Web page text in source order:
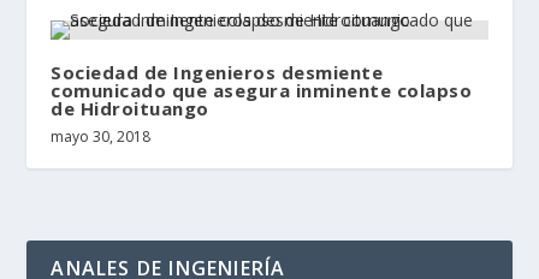
Sociedad de Ingenieros desmiente
comunicado que asegura inminente colapso
de Hidroituango
mayo 30, 2018
ANALES DE INGENIERÍA